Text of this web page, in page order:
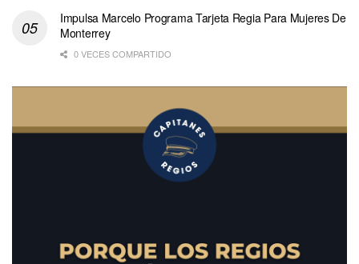
Impulsa Marcelo Programa Tarjeta Regia Para Mujeres De
Monterrey
0 VECES COMPARTIDO